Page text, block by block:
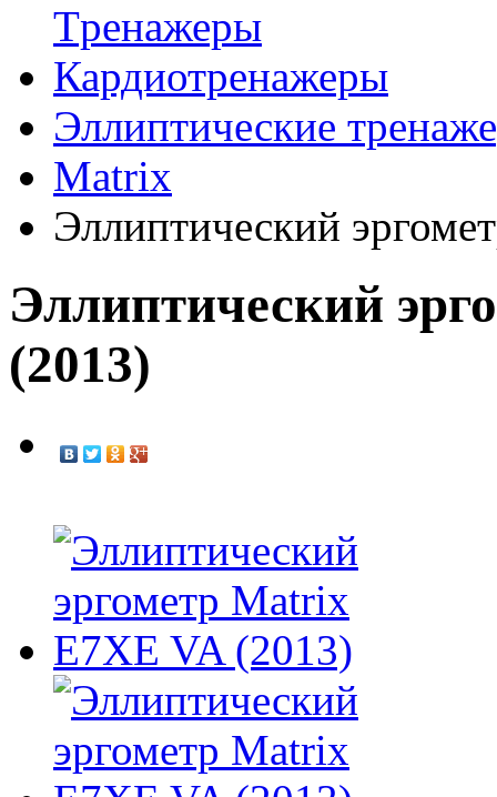
Tренажеры
Кардиотренажеры
Эллиптические
Matrix
Эллиптический
Эллиптический
(2013)